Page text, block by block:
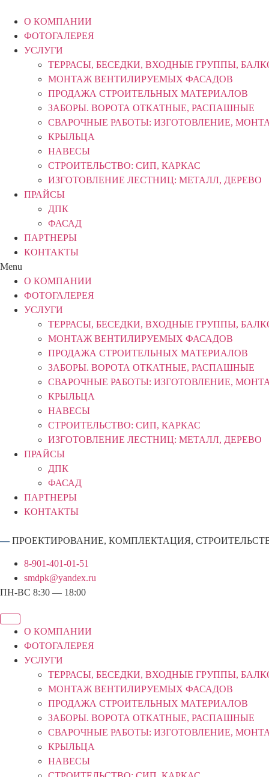
содержимому
О КОМПАНИИ
ФОТОГАЛЕРЕЯ
УСЛУГИ
ТЕРРАСЫ, БЕСЕДКИ, ВХОДНЫЕ ГРУППЫ,
МОНТАЖ ВЕНТИЛИРУЕМЫХ ФАСАДОВ
ПРОДАЖА СТРОИТЕЛЬНЫХ МАТЕРИАЛОВ
ЗАБОРЫ. ВОРОТА ОТКАТНЫЕ, РАСПАШНЫЕ
СВАРОЧНЫЕ РАБОТЫ: ИЗГОТОВЛЕНИЕ,
КРЫЛЬЦА
НАВЕСЫ
СТРОИТЕЛЬСТВО: СИП, КАРКАС
ИЗГОТОВЛЕНИЕ ЛЕСТНИЦ: МЕТАЛЛ, ДЕРЕВО
ПРАЙСЫ
ДПК
ФАСАД
ПАРТНЕРЫ
КОНТАКТЫ
Menu
О КОМПАНИИ
ФОТОГАЛЕРЕЯ
УСЛУГИ
ТЕРРАСЫ, БЕСЕДКИ, ВХОДНЫЕ ГРУППЫ,
МОНТАЖ ВЕНТИЛИРУЕМЫХ ФАСАДОВ
ПРОДАЖА СТРОИТЕЛЬНЫХ МАТЕРИАЛОВ
ЗАБОРЫ. ВОРОТА ОТКАТНЫЕ, РАСПАШНЫЕ
СВАРОЧНЫЕ РАБОТЫ: ИЗГОТОВЛЕНИЕ,
КРЫЛЬЦА
НАВЕСЫ
СТРОИТЕЛЬСТВО: СИП, КАРКАС
ИЗГОТОВЛЕНИЕ ЛЕСТНИЦ: МЕТАЛЛ, ДЕРЕВО
ПРАЙСЫ
ДПК
ФАСАД
ПАРТНЕРЫ
КОНТАКТЫ
—ПРОЕКТИРОВАНИЕ, КОМПЛЕКТАЦИЯ,
8-901-401-01-51
smdpk@yandex.ru
ПН-ВС 8:30 — 18:00
О КОМПАНИИ
ФОТОГАЛЕРЕЯ
УСЛУГИ
ТЕРРАСЫ, БЕСЕДКИ, ВХОДНЫЕ ГРУППЫ,
МОНТАЖ ВЕНТИЛИРУЕМЫХ ФАСАДОВ
ПРОДАЖА СТРОИТЕЛЬНЫХ МАТЕРИАЛОВ
ЗАБОРЫ. ВОРОТА ОТКАТНЫЕ, РАСПАШНЫЕ
СВАРОЧНЫЕ РАБОТЫ: ИЗГОТОВЛЕНИЕ,
КРЫЛЬЦА
НАВЕСЫ